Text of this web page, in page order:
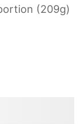
(209g)